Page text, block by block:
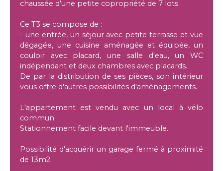
chaussée d'une petite copropriété de 7 lots.
Ce T3 se compose de :
- une entrée, un séjour avec petite terrasse et vue
dégagée, une cuisine aménagée et équipée, un
couloir avec placard, une salle d'eau, un WC
indépendant et deux chambres avec placards.
De par la distribution de ses pièces, son intérieur
vous offre d'autres possibilités d'aménagements.
L'appartement est vendu avec un local à vélo
commun.
Stationnement facile devant l'immeuble.
Possibilité d'acquérir un garage fermé à proximité
de 13m2.